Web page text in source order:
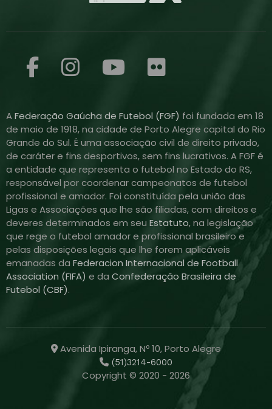
AFederação Gaúcha de Futebol (FGF) foi fundada em 18
de maio de 1918, na cidade de Porto Alegre capital do Rio
Grande do Sul. É uma associação civil de direito privado,
de caráter e fins desportivos, sem fins lucrativos. A FGF é
a entidade que representa o futebol no Estado do RS,
responsável por coordenar campeonatos de futebol
profissional e amador. Foi constituída pela união das
Ligas e Associações que lhe são filiadas, com direitos e
deveres determinados em seu Estatuto, na legislação
que rege o futebol amador e profissional brasileiro e
pelas disposições legais que lhe forem aplicáveis
emanadas da Federacion Internacional de Football
Association (FIFA) e da Confederação Brasileira de
Futebol (CBF).
Avenida Ipiranga, Nº 10, Porto Alegre
(51)3214-6000
Copyright © 2020 - 2026